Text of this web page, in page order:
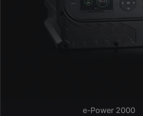
e-Power 2000